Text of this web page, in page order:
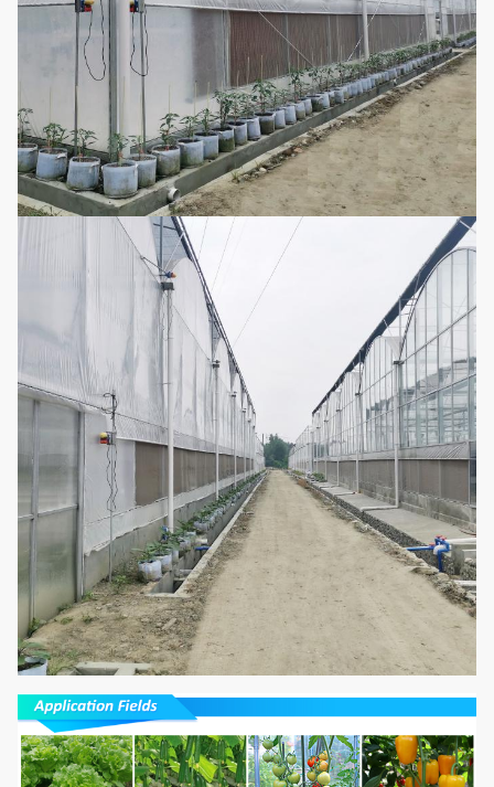
8
ventilação
ventiladores de
refrigeração
Opcional
9
Sistema de
irrigação do
gotejamento
Pode ser
personalizado
de acordo com
o comprimento
e a largura da
estufa
Opcional
10
sistema do
Micro-sistema
de extinção de
incêndios
Pode ser
personalizado
de acordo com
o comprimento
e a largura da
estufa
Opcional
Preencha a luz
Fácil monte a
auto estufa
clara do
escurecimento
da privação
Opcional
12
Cama da
plântula
semeação
Opcional
Pode ser